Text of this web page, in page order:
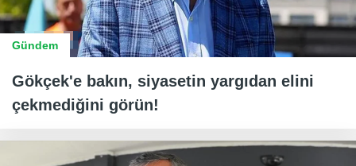
Gündem
Gökçek'e bakın, siyasetin yargıdan elini
çekmediğini görün!